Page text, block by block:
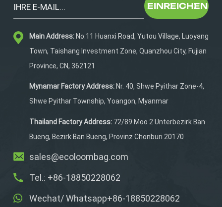
EINREICHEN
Main Address:No.11 Huanxi Road, Yutou Village, Luoyang
Town, Taishang Investment Zone, Quanzhou City, Fujian
Province, CN, 362121
Mynamar Factory Address:Nr. 40, Shwe Pyithar Zone-4,
Shwe Pyithar Township, Yoangon, Myanmar
Thailand Factory Address:72/89 Moo 2 Unterbezirk Ban
Bueng, Bezirk Ban Bueng, Provinz Chonburi 20170
sales@ecoloombag.com
Tel.: +86-18850228062
Wechat/ Whatsapp+86-18850228062